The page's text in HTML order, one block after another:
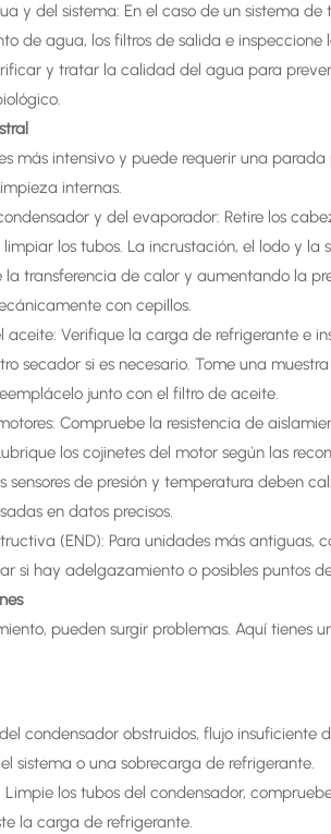
y del sistema: En el caso de un sistema
de agua, los filtros de salida e inspeccione
y tratar la calidad del agua para
más intensivo y puede requerir una
internas.
y del evaporador: Retire los
los tubos. La incrustación, el lodo y
transferencia de calor y aumentando la
con cepillos.
aceite: Verifique la carga de refrigerante e
secador si es necesario. Tome una
junto con el filtro de aceite.
Compruebe la resistencia de
los cojinetes del motor según las
sensores de presión y temperatura deben
en datos precisos.
(END): Para unidades más antiguas,
si hay adelgazamiento o posibles puntos
pueden surgir problemas. Aquí tienes
del condensador obstruidos, flujo insuficiente
sistema o una sobrecarga de refrigerante.
los tubos del condensador,
la carga de refrigerante.